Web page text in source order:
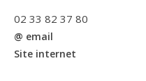
02 33 82 37 80
@ email
Site internet